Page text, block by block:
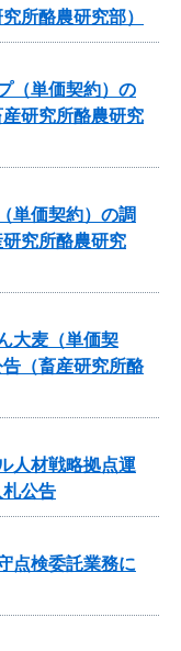
所酪農研究部）
（単価契約）の
研究所酪農研究
単価契約）の調
究所酪農研究
大麦（単価契
（畜産研究所酪
人材戦略拠点運
公告
点検委託業務に